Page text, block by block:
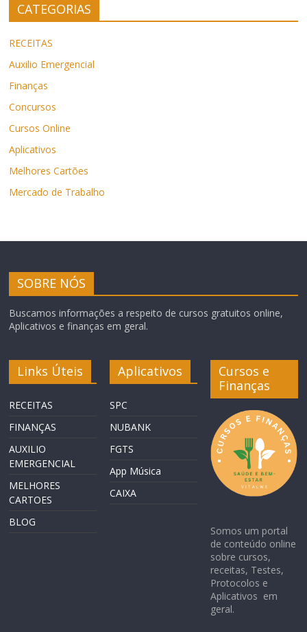
CATEGORIAS
RECEITAS
Auxilio Emergencial
Finanças
Concursos
Cursos Online
Aplicativos
Melhores Cartões
Mercado de Trabalho
SOBRE NÓS
Buscamos informações a respeito de cursos gratuitos online,
Aplicativos e finanças em geral.
Links Úteis
RECEITAS
FINANÇAS
AUXILIO
EMERGENCIAL
MELHORES
CARTOES
BLOG
Aplicativos
SPC
NUBANK
FGTS
App Música
CAIXA
Cursos e
Finanças
Somos um portal
de conteúdo online
sobre cursos,
receitas, Testes,
Protocolos e
Aplicativos em
geral.